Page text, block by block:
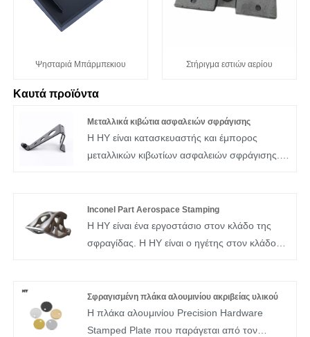
Ψησταριά Μπάρμπεκιου Στήριγμα εστιών αερίου
Καυτά προϊόντα
Μεταλλικά κιβώτια ασφαλειών σφράγισης
Η HY είναι κατασκευαστής και έμπορος
μεταλλικών κιβωτίων ασφαλειών σφράγισης.
οποίο είναι ανθεκτικό στη σκουριά,
αντιρρυπαντικό, έχει υψηλότερη αντοχή,
σκληρότητα και ολκιμότητα. Η σφράγιση
Inconel Part Aerospace Stamping
Η HY είναι ένα εργοστάσιο στον κλάδο της
σφραγίδας. Η HY είναι ο ηγέτης στον κλάδο
στις ηλεκτρονικές, κατασκευές,
αεροδιαστημική, αμυντική και ιατρική
βιομηχανία.
Σφραγισμένη πλάκα αλουμινίου ακριβείας υλικού
Η πλάκα αλουμινίου Precision Hardware
Stamped Plate που παράγεται από τον